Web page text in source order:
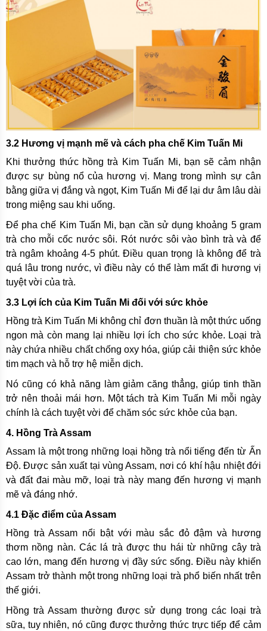
3.2 Hương vị mạnh mẽ và cách pha chế Kim Tuấn Mi
Khi thưởng thức hồng trà Kim Tuấn Mi, bạn sẽ cảm nhận
được sự bùng nổ của hương vị. Mang trong mình sự cân
bằng giữa vị đắng và ngọt, Kim Tuấn Mi để lại dư âm lâu dài
trong miệng sau khi uống.
Để pha chế Kim Tuấn Mi, bạn cần sử dụng khoảng 5 gram
trà cho mỗi cốc nước sôi. Rót nước sôi vào bình trà và để
trà ngâm khoảng 4-5 phút. Điều quan trọng là không để trà
quá lâu trong nước, vì điều này có thể làm mất đi hương vị
tuyệt vời của trà.
3.3 Lợi ích của Kim Tuấn Mi đối với sức khỏe
Hồng trà Kim Tuấn Mi không chỉ đơn thuần là một thức uống
ngon mà còn mang lại nhiều lợi ích cho sức khỏe. Loại trà
này chứa nhiều chất chống oxy hóa, giúp cải thiện sức khỏe
tim mạch và hỗ trợ hệ miễn dịch.
Nó cũng có khả năng làm giảm căng thẳng, giúp tinh thần
trở nên thoải mái hơn. Một tách trà Kim Tuấn Mi mỗi ngày
chính là cách tuyệt vời để chăm sóc sức khỏe của bạn.
4. Hồng Trà Assam
Assam là một trong những loại hồng trà nổi tiếng đến từ Ấn
Độ. Được sản xuất tại vùng Assam, nơi có khí hậu nhiệt đới
và đất đai màu mỡ, loại trà này mang đến hương vị mạnh
mẽ và đáng nhớ.
4.1 Đặc điểm của Assam
Hồng trà Assam nổi bật với màu sắc đỏ đậm và hương
thơm nồng nàn. Các lá trà được thu hái từ những cây trà
cao lớn, mang đến hương vị đầy sức sống. Điều này khiến
Assam trở thành một trong những loại trà phổ biến nhất trên
thế giới.
Hồng trà Assam thường được sử dụng trong các loại trà
sữa, tuy nhiên, nó cũng được thưởng thức trực tiếp để cảm